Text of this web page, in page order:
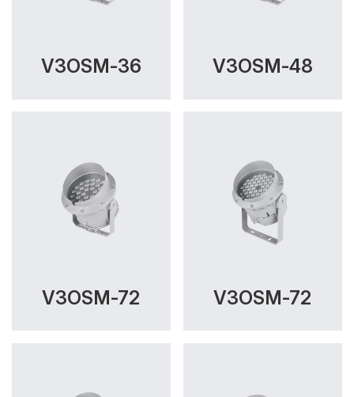
V3OSM-36 V3OSM-48
V3OSM-72 V3OSM-72